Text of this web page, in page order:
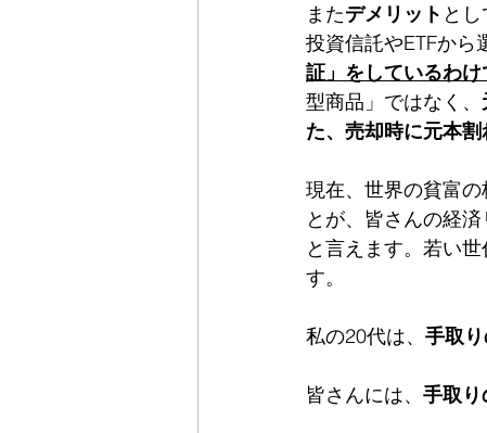
またデメリット と
投資信託やETFから
証」をしているわけ
型商品」ではなく、
た、売却時に元本
現在、世界の貧富
とが、皆さんの経
と言えます。若い
す。
私の20代は、 手取
皆さんには、 手取り